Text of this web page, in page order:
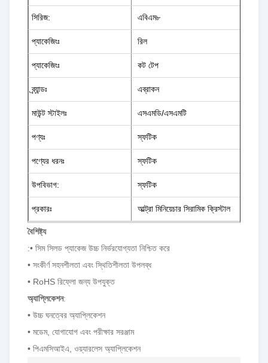
সিরিজ: এবিএম৮
প্যাকেজিংঃ রিল
প্যাকেজিংঃ কট টেপ
ব্র্যান্ডঃ এব্রাকন
মাউন্ট স্টাইলঃ এসএমডি/এসএমটি
পণ্যঃ স্ফটিক
পণ্যের ধরনঃ স্ফটিক
উপবিভাগ: স্ফটিক
প্রকারঃ আল্ট্রা মিনিয়েচার সিরামিক ক্রিস্টাল
বৈশিষ্ট্য
:• সিম সিলড প্যাকেজ উচ্চ নির্ভরযোগ্যতা নিশ্চিত করে
• সংকীর্ণ সহনশীলতা এবং স্থিতিশীলতা উপলব্ধ
• RoHS রিফ্লো জন্য উপযুক্ত
অ্যাপ্লিকেশন:
• উচ্চ ঘনত্বের অ্যাপ্লিকেশন
• মডেম, যোগাযোগ এবং পরীক্ষার সরঞ্জাম
• পিএমসিআইএ, ওয়্যারলেস অ্যাপ্লিকেশন